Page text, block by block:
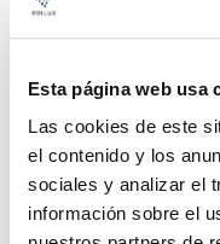
Esta página web usa
Las cookies de este
el contenido y los
sociales y analizar el
información sobre el
Iluminação
Palma del